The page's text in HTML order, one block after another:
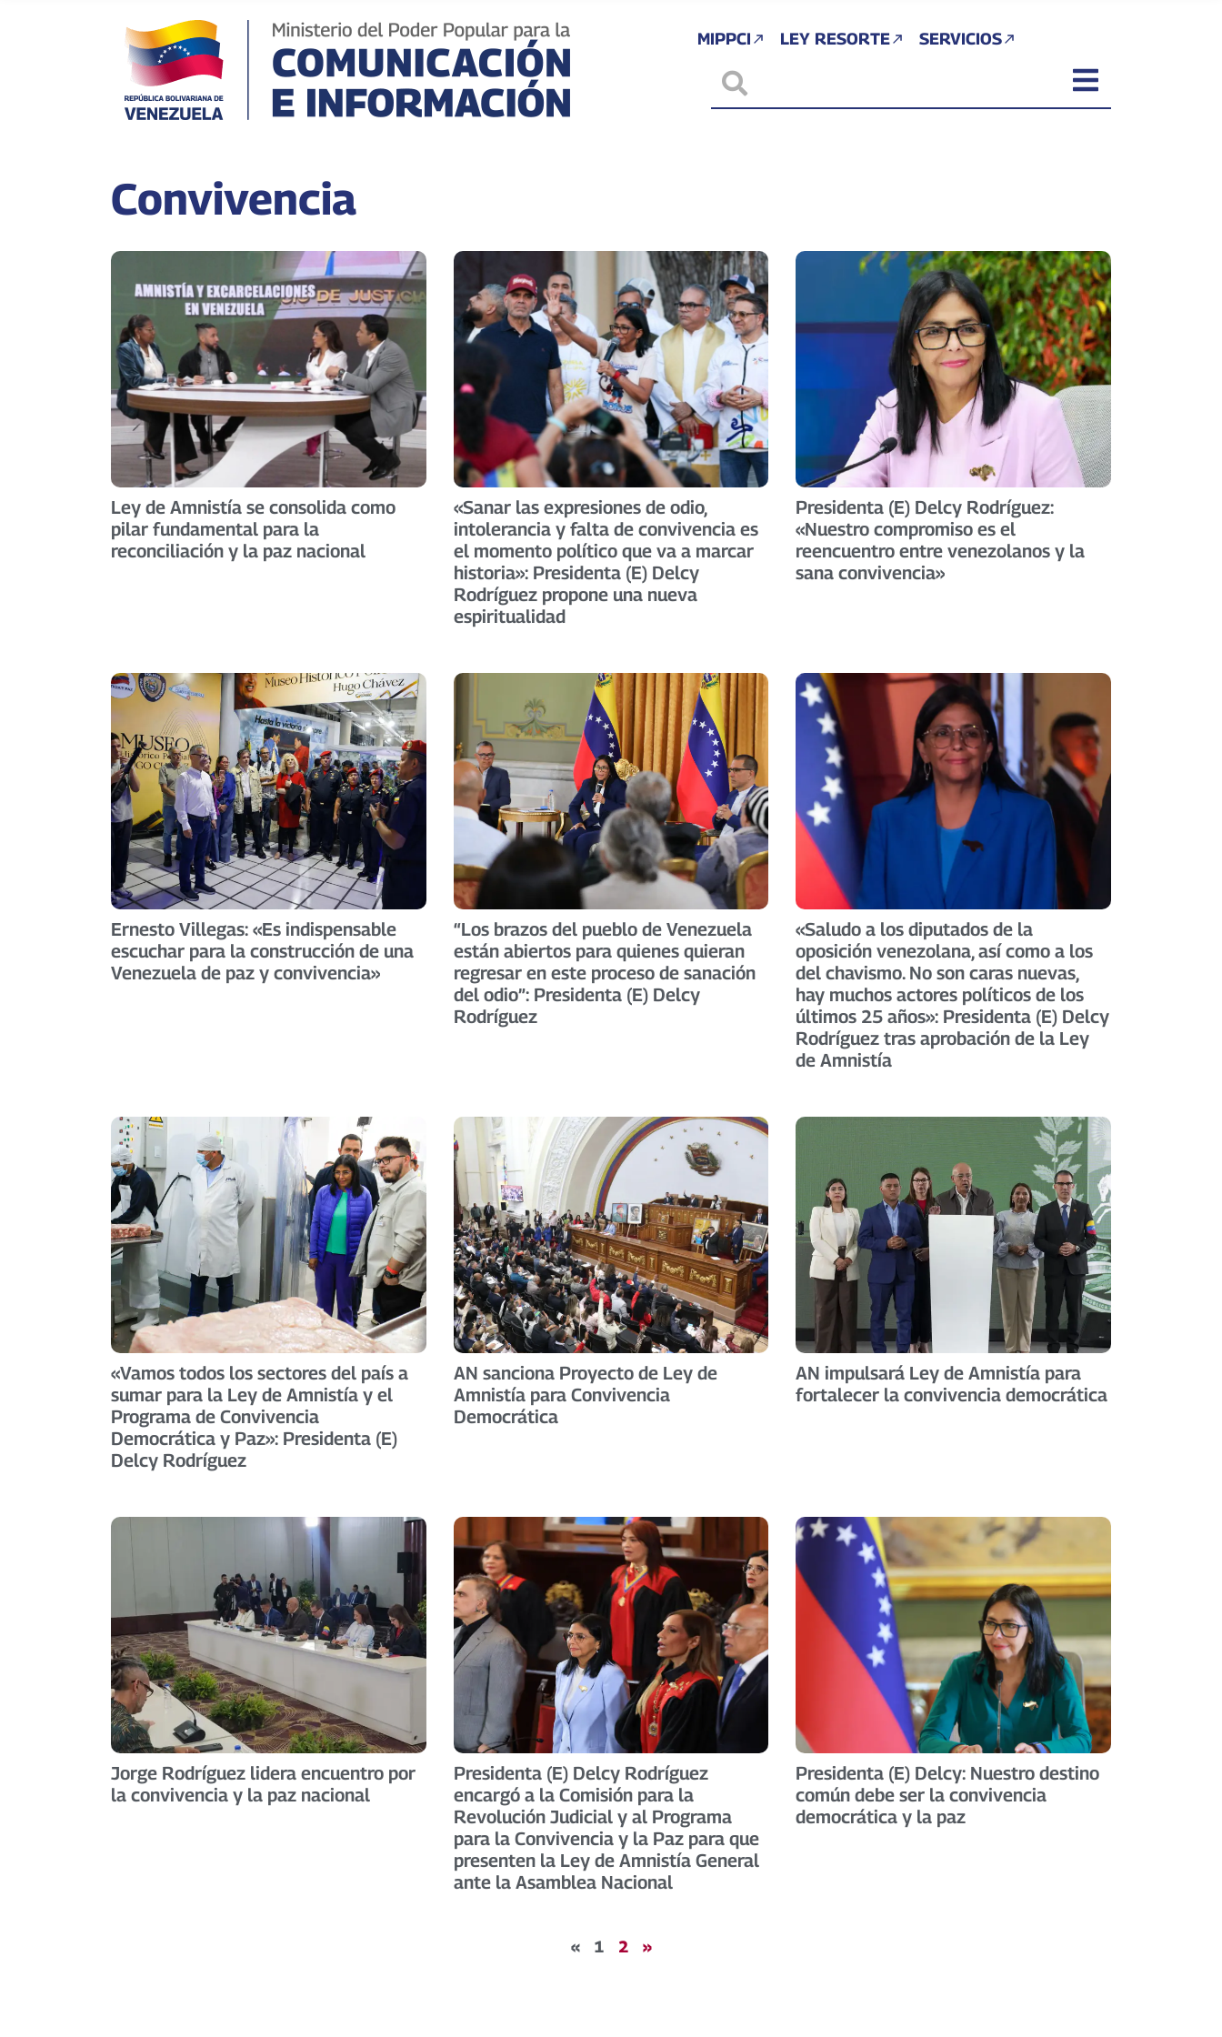
MIPPCI LEY RESORTE SERVICIOS
Convivencia
Ley de Amnistía se consolida como
pilar fundamental para la
reconciliación y la paz nacional
«Sanar las expresiones de odio,
intolerancia y falta de convivencia es
el momento político que va a marcar
historia»: Presidenta (E) Delcy
Rodríguez propone una nueva
espiritualidad
Presidenta (E) Delcy Rodríguez:
«Nuestro compromiso es el
reencuentro entre venezolanos y la
sana convivencia»
Ernesto Villegas: «Es indispensable
escuchar para la construcción de una
Venezuela de paz y convivencia»
“Los brazos del pueblo de Venezuela
están abiertos para quienes quieran
regresar en este proceso de sanación
del odio”: Presidenta (E) Delcy
Rodríguez
«Saludo a los diputados de la
oposición venezolana, así como a los
del chavismo. No son caras nuevas,
hay muchos actores políticos de los
últimos 25 años»: Presidenta (E) Delcy
Rodríguez tras aprobación de la Ley
de Amnistía
«Vamos todos los sectores del país a
sumar para la Ley de Amnistía y el
Programa de Convivencia
Democrática y Paz»: Presidenta (E)
Delcy Rodríguez
AN sanciona Proyecto de Ley de
Amnistía para Convivencia
Democrática
AN impulsará Ley de Amnistía para
fortalecer la convivencia democrática
Jorge Rodríguez lidera encuentro por
la convivencia y la paz nacional
Presidenta (E) Delcy Rodríguez
encargó a la Comisión para la
Revolución Judicial y al Programa
para la Convivencia y la Paz para que
presenten la Ley de Amnistía General
ante la Asamblea Nacional
Presidenta (E) Delcy: Nuestro destino
común debe ser la convivencia
democrática y la paz
« 1 2 »